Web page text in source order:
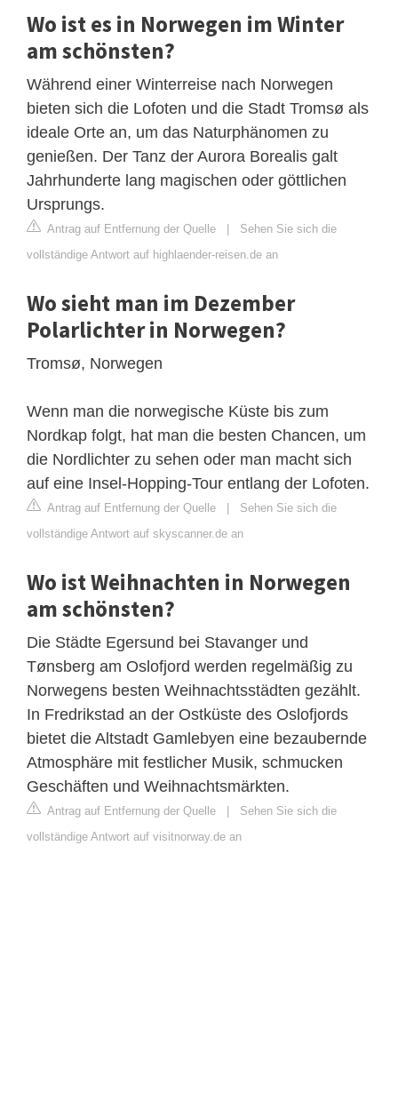
Wo ist es in Norwegen im Winter
am schönsten?
Während einer Winterreise nach Norwegen
bieten sich die Lofoten und die Stadt Tromsø als
ideale Orte an, um das Naturphänomen zu
genießen. Der Tanz der Aurora Borealis galt
Jahrhunderte lang magischen oder göttlichen
Ursprungs.
Antrag auf Entfernung der Quelle | Sehen Sie sich die
vollständige Antwort auf highlaender-reisen.de an
Wo sieht man im Dezember
Polarlichter in Norwegen?
Tromsø, Norwegen
Wenn man die norwegische Küste bis zum
Nordkap folgt, hat man die besten Chancen, um
die Nordlichter zu sehen oder man macht sich
auf eine Insel-Hopping-Tour entlang der Lofoten.
Antrag auf Entfernung der Quelle | Sehen Sie sich die
vollständige Antwort auf skyscanner.de an
Wo ist Weihnachten in Norwegen
am schönsten?
Die Städte Egersund bei Stavanger und
Tønsberg am Oslofjord werden regelmäßig zu
Norwegens besten Weihnachtsstädten gezählt.
In Fredrikstad an der Ostküste des Oslofjords
bietet die Altstadt Gamlebyen eine bezaubernde
Atmosphäre mit festlicher Musik, schmucken
Geschäften und Weihnachtsmärkten.
Antrag auf Entfernung der Quelle | Sehen Sie sich die
vollständige Antwort auf visitnorway.de an